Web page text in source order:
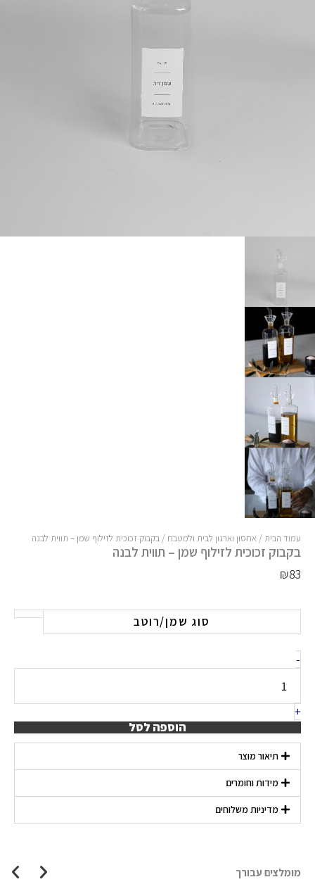
עמוד הבית / אחסון וארגון לבית ולמטבח / בקבוק זכוכית לזילוף שמן – תווית לבנה
בקבוק זכוכית לזילוף שמן – תווית לבנה
₪83
סוג שמן/רוטב
-
של
בקבוק
זכוכית
שמן
-
תווית
לבנה
+
הוספה לסל
תיאור מוצר
מידות וחומרים
מדיניות משלוחים
מומלצים עבורך